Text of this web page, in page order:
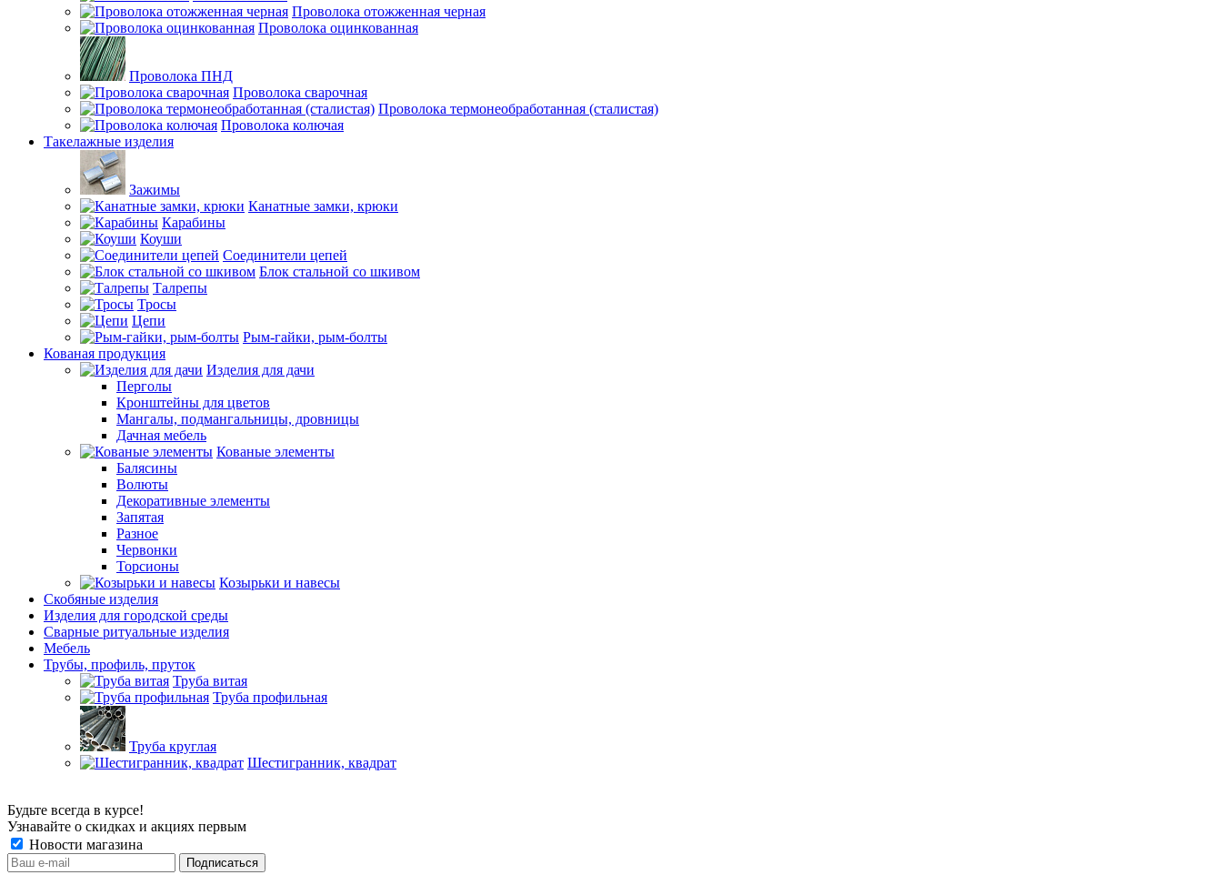
Проволока отожженная черная
Проволока оцинкованная
Проволока ПНД
Проволока сварочная
Проволока термонеобработанная (сталистая)
Проволока колючая
Такелажные изделия
Зажимы
Канатные замки, крюки
Карабины
Коуши
Соединители цепей
Блок стальной со шкивом
Талрепы
Тросы
Цепи
Рым-гайки, рым-болты
Кованая продукция
Изделия для дачи
Перголы
Кронштейны для цветов
Мангалы, подмангальницы, дровницы
Дачная мебель
Кованые элементы
Балясины
Волюты
Декоративные элементы
Запятая
Разное
Червонки
Торсионы
Козырьки и навесы
Скобяные изделия
Изделия для городской среды
Сварные ритуальные изделия
Мебель
Трубы, профиль, пруток
Труба витая
Труба профильная
Труба круглая
Шестигранник, квадрат
Будьте всегда в курсе!
Узнавайте о скидках и акциях первым
Новости магазина